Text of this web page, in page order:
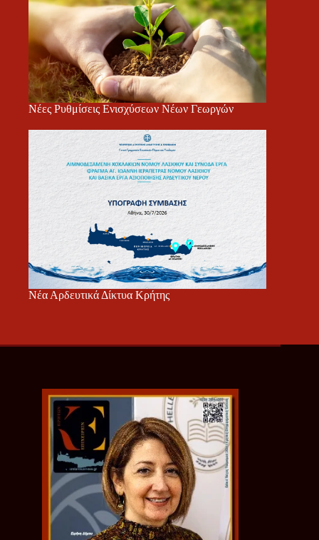
Νέες Ρυθμίσεις Ενισχύσεων Νέων Γεωργών
Νέα Αρδευτικά Δίκτυα Κρήτης